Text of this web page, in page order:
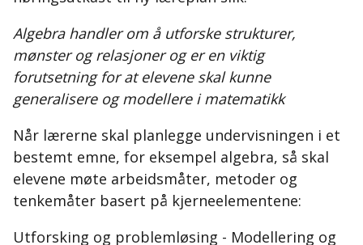
Algebra handler om å utforske strukturer,
mønster og relasjoner og er en viktig
forutsetning for at elevene skal kunne
generalisere og modellere i matematikk
Når lærerne skal planlegge undervisningen i et
bestemt emne, for eksempel algebra, så skal
elevene møte arbeidsmåter, metoder og
tenkemåter basert på kjerneelementene:
Utforsking og problemløsing - Modellering og